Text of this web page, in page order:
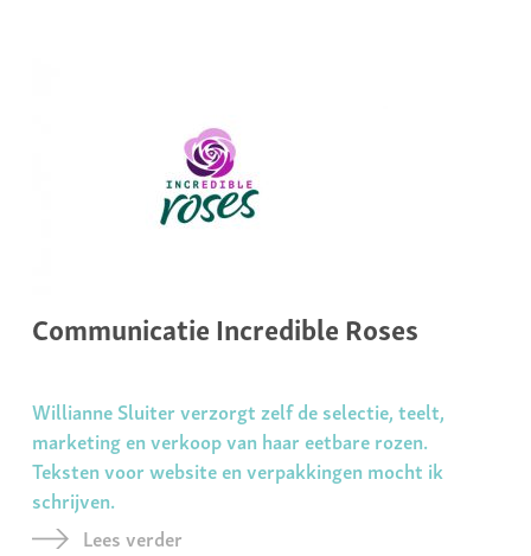
Communicatie Incredible Roses
Willianne Sluiter verzorgt zelf de selectie, teelt,
marketing en verkoop van haar eetbare rozen.
Teksten voor website en verpakkingen mocht ik
schrijven.
Lees verder